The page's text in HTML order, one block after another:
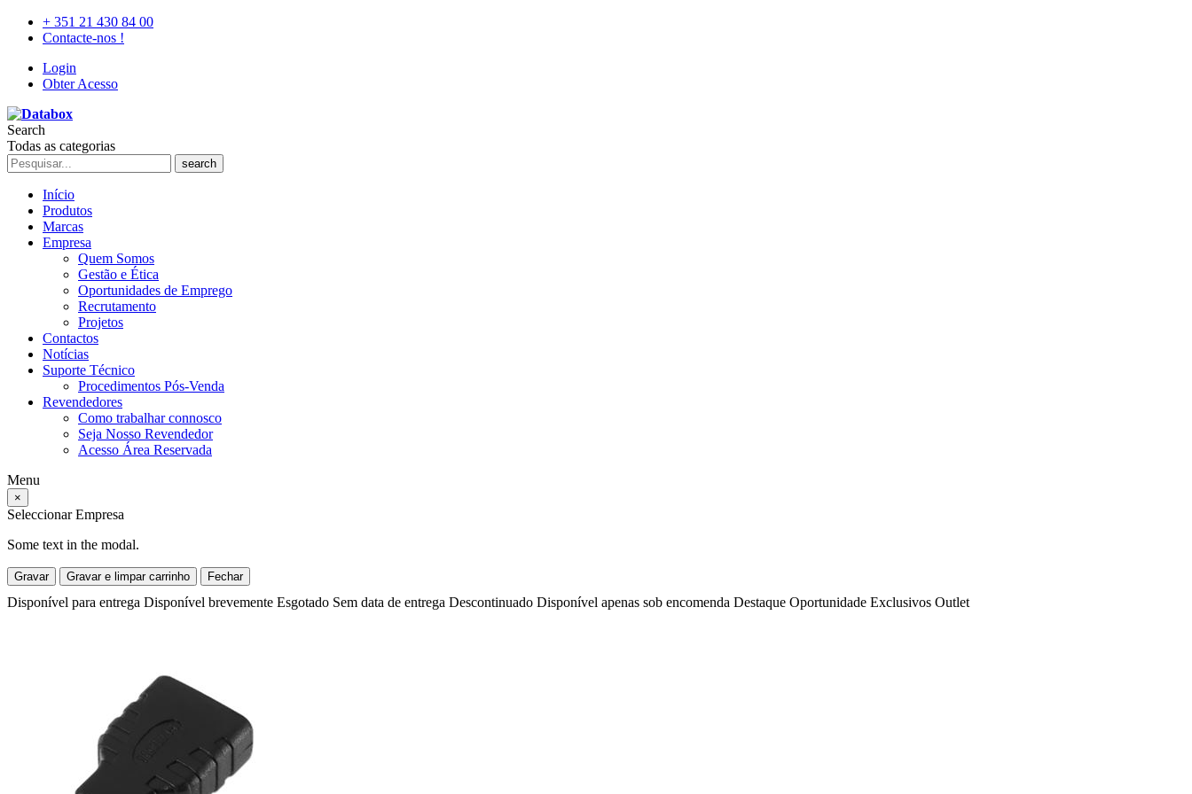
+ 351 21 430 84 00
Contacte-nos !
Login
Obter Acesso
Search
Todas as categorias
search
Início
Produtos
Marcas
Empresa
Quem Somos
Gestão e Ética
Oportunidades de Emprego
Recrutamento
Projetos
Contactos
Notícias
Suporte Técnico
Procedimentos Pós-Venda
Revendedores
Como trabalhar connosco
Seja Nosso Revendedor
Acesso Área Reservada
Menu
×
Seleccionar Empresa
Some text in the modal.
Gravar Gravar e limpar carrinho Fechar
Disponível para entrega Disponível brevemente Esgotado Sem data de entrega Descontinuado Disponível apenas sob encomenda Destaque Oportunidade Exclusivos Outlet